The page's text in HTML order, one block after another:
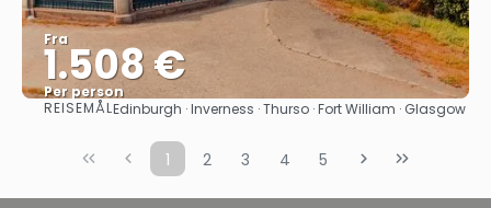
Fra
1.508 €
Per person
Se
REISEMÅLEdinburgh · Inverness · Thurso · Fort William · Glasgow
1 2 3 4 5